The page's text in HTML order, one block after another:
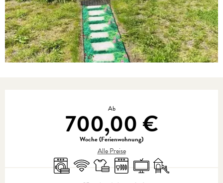
Ab
700,00 €
Woche (Ferienwohnung)
Alle Preise
Waschmaschine
Wi-Fi Bettwäsche und Laken
Geschirrspülmaschine
FernsehenSpiele für Kinder /